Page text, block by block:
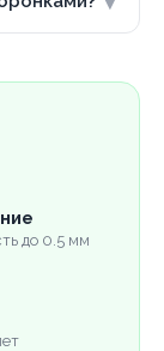
до 0.5 мм